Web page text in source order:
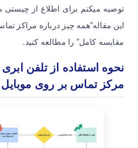
توصیه میکنم برای اطلاع از چیستی
این مقاله”همه چیز درباره مراکز
مقایسه کامل” را مطالعه کنید.
نحوه استفاده از تلفن ابری
مرکز تماس بر روی موبایل